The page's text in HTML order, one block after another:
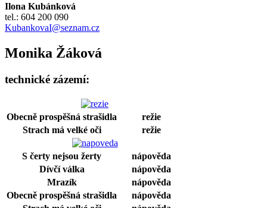
Ilona Kubánková
tel.: 604 200 090
KubankovaI@seznam.cz
Monika Žáková
technické zázemí:
Obecně prospěšná strašidla
režie
Strach má velké oči
režie
S čerty nejsou žerty
nápověda
Dívčí válka
nápověda
Mrazík
nápověda
Obecně prospěšná strašidla
nápověda